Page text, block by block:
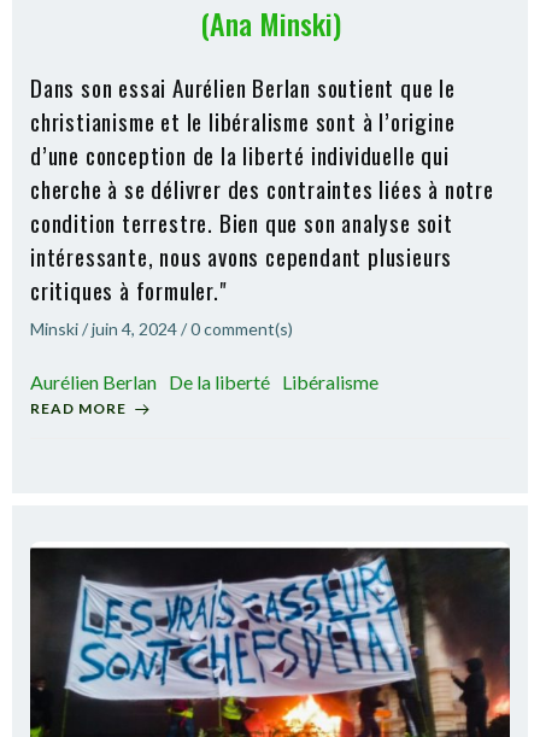
(Ana Minski)
Dans son essai Aurélien Berlan soutient que le
christianisme et le libéralisme sont à l’origine
d’une conception de la liberté individuelle qui
cherche à se délivrer des contraintes liées à notre
condition terrestre. Bien que son analyse soit
intéressante, nous avons cependant plusieurs
critiques à formuler."
Minski/juin 4, 2024/0comment(s)
Aurélien Berlan De la liberté Libéralisme
READ MORE